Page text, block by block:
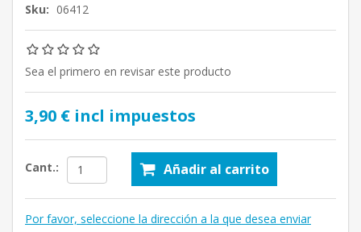
Sku: 06412
Sea el primero en revisar este producto
3,90 € incl impuestos
Cant.: Añadir al carrito
Por favor, seleccione la dirección a la que desea enviar